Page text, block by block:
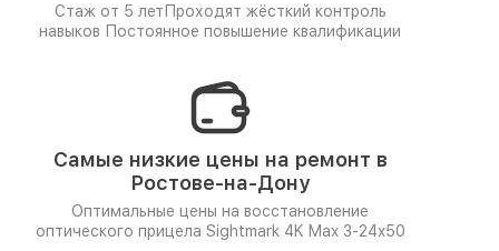
Стаж от 5 лет Проходят жёсткий контроль
навыков Постоянное повышение квалификации
Самые низкие цены на ремонт в
Ростове-на-Дону
Оптимальные цены на восстановление
оптического прицела Sightmark 4K Max 3-24x50